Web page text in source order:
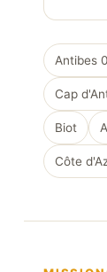
Antibes
Cap
Biot
Côte